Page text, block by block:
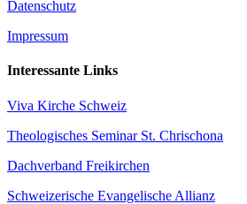
Datenschutz
Impressum
Interessante Links
Viva Kirche Schweiz
Theologisches Seminar St. Chrischona
Dachverband Freikirchen
Schweizerische Evangelische Allianz